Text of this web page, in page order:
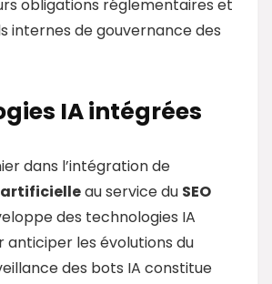
obligations réglementaires et
internes de gouvernance des
IA intégrées
dans l’intégration de
au service du SEO
des technologies IA
anticiper les évolutions du
des bots IA constitue